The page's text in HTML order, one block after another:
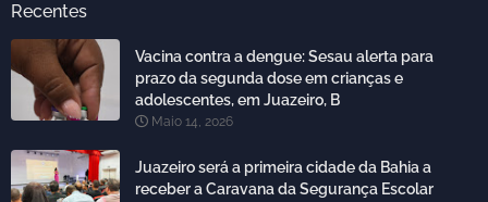
Recentes
Vacina contra a dengue: Sesau alerta para
prazo da segunda dose em crianças e
adolescentes, em Juazeiro, B
Maio 14, 2026
Juazeiro será a primeira cidade da Bahia a
receber a Caravana da Segurança Escolar